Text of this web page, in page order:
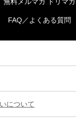
FAQ／よくある質問
について